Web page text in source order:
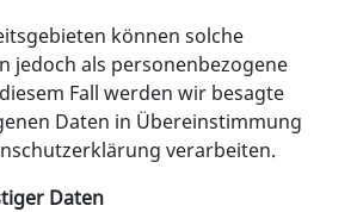
können solche
jedoch als personenbezogene
Fall werden wir besagte
Daten in Übereinstimmung
verarbeiten.
Daten